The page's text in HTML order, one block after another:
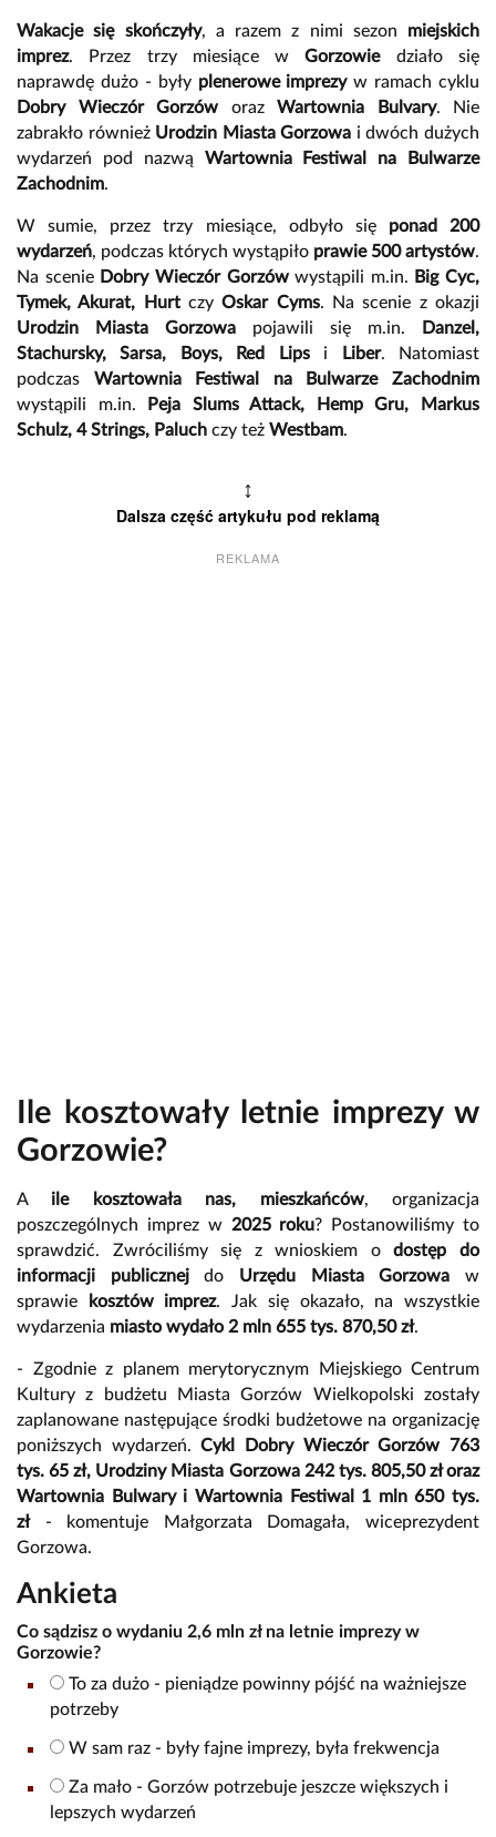
Wakacje się skończyły, a razem z nimi sezon miejskich
imprez. Przez trzy miesiące wGorzowiedziało się
naprawdę dużo - były plenerowe imprezyw ramach cyklu
Dobry Wieczór Gorzów oraz Wartownia Bulvary. Nie
zabrakło również Urodzin Miasta Gorzowa i dwóch dużych
wydarzeń pod nazwą Wartownia Festiwal na Bulwarze
Zachodnim.
W sumie, przez trzy miesiące, odbyło się ponad 200
wydarzeń, podczas których wystąpiło prawie 500 artystów.
Na scenie Dobry Wieczór Gorzówwystąpili m.in. Big Cyc,
Tymek, Akurat, HurtczyOskar Cyms. Na scenie z okazji
Urodzin Miasta Gorzowa pojawili się m.in.
Danzel,
Stachursky, Sarsa, Boys, Red Lipsi Liber. Natomiast
podczas Wartownia Festiwal na Bulwarze Zachodnim
wystąpili m.in.
Peja Slums Attack, Hemp Gru, Markus
Schulz, 4 Strings, Paluch czy też Westbam.
↕
Dalsza część artykułu pod reklamą
REKLAMA
Ile kosztowały letnie imprezy w
Gorzowie?
A ile kosztowała nas, mieszkańców, organizacja
poszczególnych imprez w 2025 roku? Postanowiliśmy to
sprawdzić. Zwróciliśmy się z wnioskiem odostęp do
informacji publicznejdo Urzędu Miasta Gorzowa w
sprawie
kosztów imprez. Jak się okazało, na wszystkie
wydarzenia miasto wydało 2 mln 655 tys. 870,50 zł.
- Zgodnie z planem merytorycznym Miejskiego Centrum
Kultury z budżetu Miasta Gorzów Wielkopolski zostały
zaplanowane następujące środki budżetowe na organizację
poniższych wydarzeń.Cykl Dobry Wieczór Gorzów 763
tys. 65 zł, Urodziny Miasta Gorzowa 242 tys. 805,50 zł oraz
Wartownia Bulwary i Wartownia Festiwal 1 mln 650 tys.
zł- komentuje Małgorzata Domagała, wiceprezydent
Gorzowa.
Ankieta
Co sądzisz o wydaniu 2,6 mln zł na letnie imprezy w
Gorzowie?
To za dużo - pieniądze powinny pójść na ważniejsze
potrzeby
W sam raz - były fajne imprezy, była frekwencja
Za mało - Gorzów potrzebuje jeszcze większych i
lepszych wydarzeń